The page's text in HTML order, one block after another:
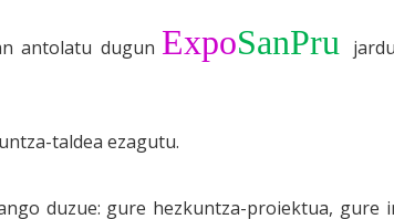
antolatu dugun ExpoSanPru
taldea ezagutu.
duzue: gure hezkuntza-proiektua, gure